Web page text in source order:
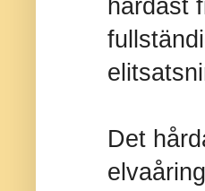
hårdast
Det